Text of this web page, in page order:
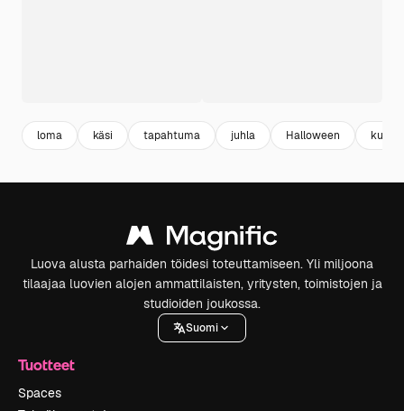
loma käsi tapahtuma juhla Halloween kuva
Luova alusta parhaiden töidesi toteuttamiseen. Yli miljoona
tilaajaa luovien alojen ammattilaisten, yritysten, toimistojen ja
studioiden joukossa.
Suomi
Tuotteet
Spaces